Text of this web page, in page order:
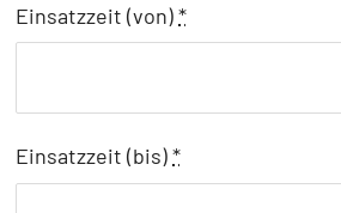
Einsatzzeit (von)*
Einsatzzeit (bis)*